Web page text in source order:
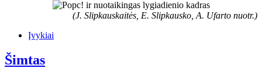
(J. Slipkauskaitės, E. Slipkausko, A. Ufarto nuotr.)
Įvykiai
Šimtas